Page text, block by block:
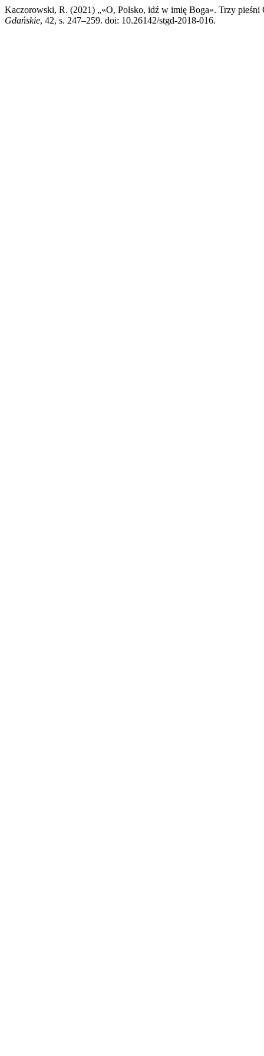
Kaczorowski, R. (2021) „«O, Polsko, idź w imię Boga». Trzy
Gdańskie, 42, s. 247–259. doi: 10.26142/stgd-2018-016.